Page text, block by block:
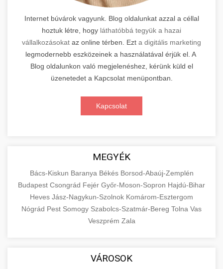
Internet búvárok vagyunk. Blog oldalunkat azzal a céllal
hoztuk létre, hogy láthatóbbá tegyük a hazai
vállalkozásokat az online térben. Ezt a digitális marketing
legmodernebb eszközeinek a használatával érjük el. A
Blog oldalunkon való megjelenéshez, kérünk küld el
üzenetedet a Kapcsolat menüpontban.
Kapcsolat
MEGYÉK
Bács-Kiskun Baranya Békés Borsod-Abaúj-Zemplén
Budapest Csongrád Fejér Győr-Moson-Sopron Hajdú-Bihar
Heves Jász-Nagykun-Szolnok Komárom-Esztergom
Nógrád Pest Somogy Szabolcs-Szatmár-Bereg Tolna Vas
Veszprém Zala
VÁROSOK